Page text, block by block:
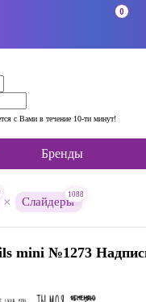
с Вами в течение 10-ти минут!
0
Бренды
× Слайдеры
1088
mini №1273